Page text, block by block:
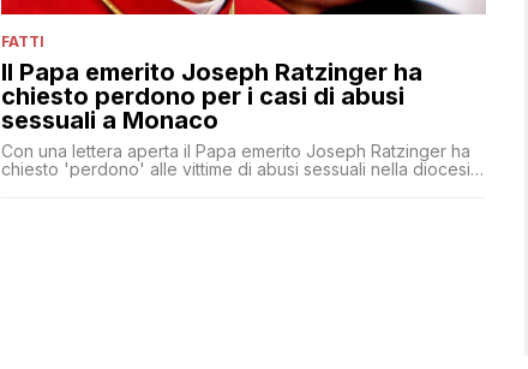
FATTI
Il Papa emerito Joseph Ratzinger ha
chiesto perdono per i casi di abusi
sessuali a Monaco
Con una lettera aperta il Papa emerito Joseph Ratzinger ha
chiesto 'perdono' alle vittime di abusi sessuali nella diocesi